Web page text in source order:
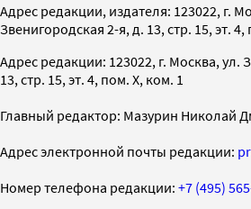
Адрес редакции, издателя: 123022, г.
Звенигородская 2-я, д. 13, стр. 15, эт. 4,
Адрес редакции: 123022, г. Москва, ул.
13, стр. 15, эт. 4, пом. X, ком. 1
Главный редактор: Мазурин Николай
Адрес электронной почты редакции:
Номер телефона редакции: +7 (495)